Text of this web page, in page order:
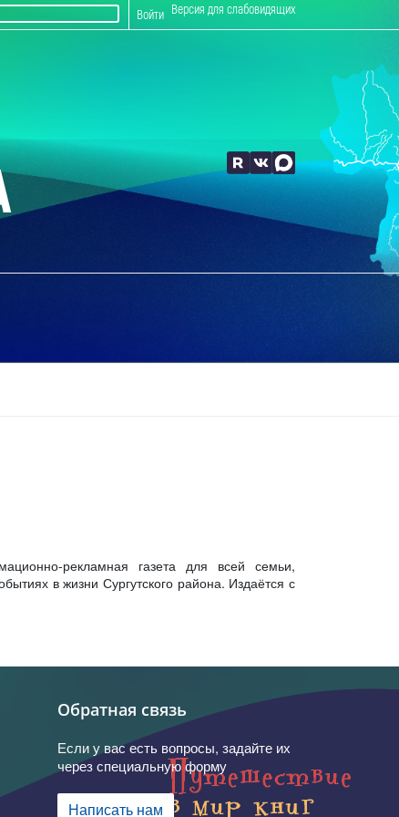
Версия для слабовидящих
Войти
рекламная газета для всей семьи,
в жизни Сургутского района. Издаётся с
Обратная связь
Если у вас есть вопросы, задайте их
через специальную форму
Написать нам